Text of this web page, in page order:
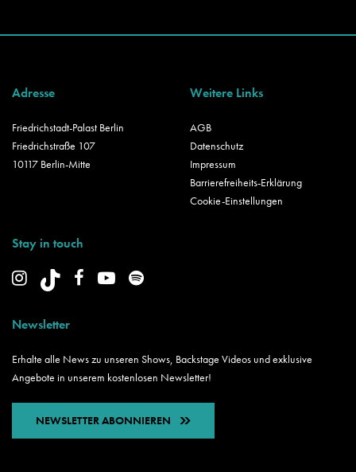
Adresse
Friedrichstadt-Palast Berlin
Friedrichstraße 107
10117 Berlin-Mitte
Weitere Links
AGB
Datenschutz
Impressum
Barrierefreiheits-Erklärung
Cookie-Einstellungen
Stay in touch
Newsletter
Erhalte alle News zu unseren Shows, Backstage Videos und exklusive
Angebote in unserem kostenlosen Newsletter!
NEWSLETTER ABONNIEREN